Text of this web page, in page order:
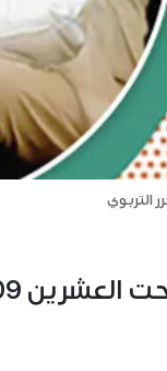
التربوي
1309